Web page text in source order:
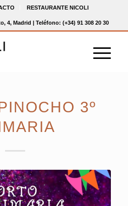
RESTAURANTE NICOLI
4, Madrid | Teléfono: (+34) 91 308 20 30
3º